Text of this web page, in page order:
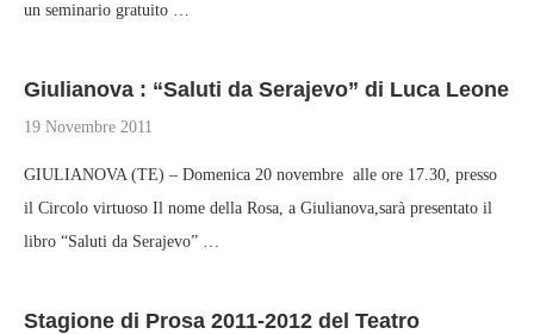
un seminario gratuito …
Giulianova : “Saluti da Serajevo” di Luca Leone
19 Novembre 2011
GIULIANOVA (TE) – Domenica 20 novembre alle ore 17.30, presso
il Circolo virtuoso Il nome della Rosa, a Giulianova,sarà presentato il
libro “Saluti da Serajevo” …
Stagione di Prosa 2011-2012 del Teatro